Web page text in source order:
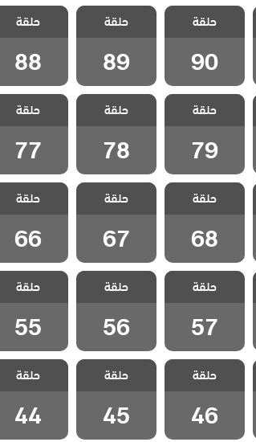
مسلسل الفناء
مدبلج الحلقة 90
حلقة
90
مسلسل الفناء
مدبلج الحلقة 89
حلقة
89
مسلسل
مدبلج الحلقة 88
حلقة
88
مسلسل الفناء
مدبلج الحلقة 79
حلقة
79
مسلسل الفناء
مدبلج الحلقة 78
حلقة
78
مسلسل
مدبلج الحلقة 77
حلقة
77
مسلسل الفناء
مدبلج الحلقة 68
حلقة
68
مسلسل الفناء
مدبلج الحلقة 67
حلقة
67
مسلسل
مدبلج الحلقة 66
حلقة
66
مسلسل الفناء
مدبلج الحلقة 57
حلقة
57
مسلسل الفناء
مدبلج الحلقة 56
حلقة
56
مسلسل
مدبلج الحلقة 55
حلقة
55
مسلسل الفناء
مدبلج الحلقة 46
حلقة
46
مسلسل الفناء
مدبلج الحلقة 45
حلقة
45
مسلسل
مدبلج الحلقة 44
حلقة
44